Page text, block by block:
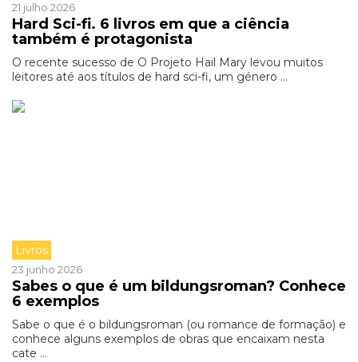
21 julho 2026
Hard Sci-fi. 6 livros em que a ciência
também é protagonista
O recente sucesso de O Projeto Hail Mary levou muitos
leitores até aos títulos de hard sci-fi, um género ...
Livros
23 junho 2026
Sabes o que é um bildungsroman? Conhece
6 exemplos
Sabe o que é o bildungsroman (ou romance de formação) e
conhece alguns exemplos de obras que encaixam nesta
cate ...